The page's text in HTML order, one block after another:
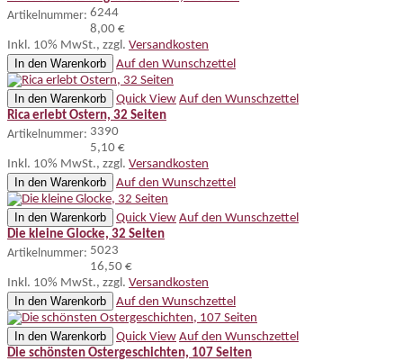
Artikelnummer: 6244
8,00 €
Inkl. 10% MwSt., zzgl. Versandkosten
In den Warenkorb
Auf den Wunschzettel
In den Warenkorb Quick View Auf den Wunschzettel
Rica erlebt Ostern, 32 Seiten
Artikelnummer: 3390
5,10 €
Inkl. 10% MwSt., zzgl. Versandkosten
In den Warenkorb
Auf den Wunschzettel
In den Warenkorb Quick View Auf den Wunschzettel
Die kleine Glocke, 32 Seiten
Artikelnummer: 5023
16,50 €
Inkl. 10% MwSt., zzgl. Versandkosten
In den Warenkorb
Auf den Wunschzettel
In den Warenkorb Quick View Auf den Wunschzettel
Die schönsten Ostergeschichten, 107 Seiten